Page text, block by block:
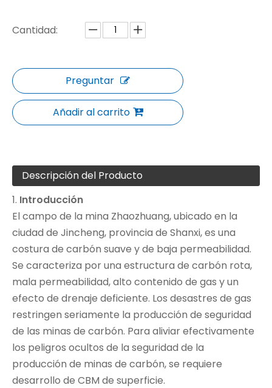
Cantidad:
Preguntar
Añadir al carrito
Descripción del Producto
1. Introducción
El campo de la mina Zhaozhuang, ubicado en la
ciudad de Jincheng, provincia de Shanxi, es una
costura de carbón suave y de baja permeabilidad.
Se caracteriza por una estructura de carbón rota,
mala permeabilidad, alto contenido de gas y un
efecto de drenaje deficiente. Los desastres de gas
restringen seriamente la producción de seguridad
de las minas de carbón. Para aliviar efectivamente
los peligros ocultos de la seguridad de la
producción de minas de carbón, se requiere
desarrollo de CBM de superficie.